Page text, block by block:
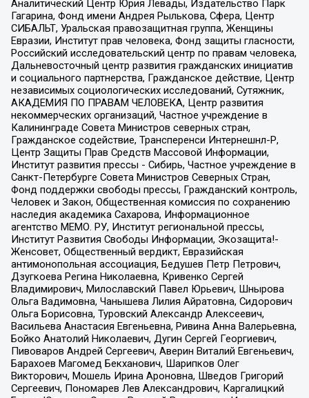
Аналитический Центр Юрия Левады, Издательство Парк
Гагарина, Фонд имени Андрея Рылькова, Сфера, Центр
СИБАЛЬТ, Уральская правозащитная группа, Женщины
Евразии, Институт прав человека, Фонд защиты гласности,
Российский исследовательский центр по правам человека,
Дальневосточный центр развития гражданских инициатив
и социального партнерства, Гражданское действие, Центр
независимых социологических исследований, Сутяжник,
АКАДЕМИЯ ПО ПРАВАМ ЧЕЛОВЕКА, Центр развития
некоммерческих организаций, Частное учреждение в
Калининграде Совета Министров северных стран,
Гражданское содействие, Трансперенси Интернешнл-Р,
Центр Защиты Прав Средств Массовой Информации,
Институт развития прессы - Сибирь, Частное учреждение в
Санкт-Петербурге Совета Министров Северных Стран,
Фонд поддержки свободы прессы, Гражданский контроль,
Человек и Закон, Общественная комиссия по сохранению
наследия академика Сахарова, Информационное
агентство МЕМО. РУ, Институт региональной прессы,
Институт Развития Свободы Информации, Экозащита!-
Женсовет, Общественный вердикт, Евразийская
антимонопольная ассоциация, Бедушев Петр Петрович,
Дзугкоева Регина Николаевна, Кривенко Сергей
Владимирович, Милославский Павел Юрьевич, Шнырова
Ольга Вадимовна, Чанышева Лилия Айратовна, Сидорович
Ольга Борисовна, Туровский Александр Алексеевич,
Васильева Анастасия Евгеньевна, Ривина Анна Валерьевна,
Бойко Анатолий Николаевич, Дугин Сергей Георгиевич,
Пивоваров Андрей Сергеевич, Аверин Виталий Евгеньевич,
Барахоев Магомед Бекханович, Шарипков Олег
Викторович, Мошель Ирина Ароновна, Шведов Григорий
Сергеевич, Пономарев Лев Александрович, Каргалицкий